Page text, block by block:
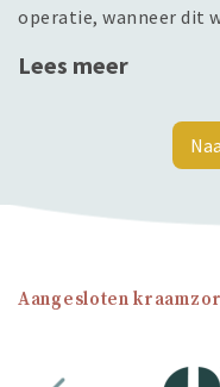
operatie, wanneer dit
Lees meer
Aangesloten